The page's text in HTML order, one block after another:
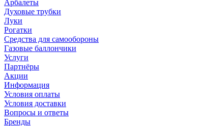
Арбалеты
Духовые трубки
Луки
Рогатки
Средства для самообороны
Газовые баллончики
Услуги
Партнёры
Акции
Информация
Условия оплаты
Условия доставки
Вопросы и ответы
Бренды